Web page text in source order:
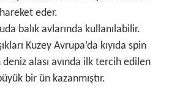
eder.
balık avlarında kullanılabilir.
Kuzey Avrupa’da kıyıda spin
alası avında ilk tercih edilen
bir ün kazanmıştır.